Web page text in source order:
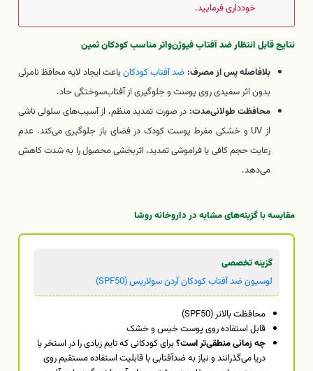
خودداری فرمایید.
نتایج قابل انتظار ضد آفتاب فیوژن‌واتر مناسب کودکان ثمین
بلافاصله پس از مصرف: ضد آفتاب کودکانباعث ایجاد لایه محافظ نامرئی
بدون اثر سفیدی روی پوست و جلوگیری از آفتاب‌سوختگی حاد.
محافظت طولانی‌مدت: در صورت تمدید منظم، از آسیب‌های سلولی ناشی
از UV و خشکی مفرط پوست کودک در فضای باز جلوگیری می‌کند. عدم
رعایت حجم کافی یا فراموشی تمدید، اثربخشی محصول را به شدت کاهش
می‌دهد.
مقایسه با گزینه‌های مشابه در داروخانه روشا
گزینه تخصصی
لوسیون ضد آفتاب کودکان آردن سولاریس (SPF50)
محافظت بالاتر (SPF50)
قابل استفاده روی پوست خیس و خشک
چه زمانی منطقی‌تر است؟برای کودکانی که تایم زیادی را در استخر یا
دریا می‌گذرانند و نیاز به ضدآفتابی با قابلیت استفاده مستقیم روی